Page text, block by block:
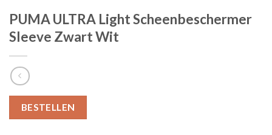
PUMA ULTRA Light Scheenbeschermer
Sleeve Zwart Wit
BESTELLEN